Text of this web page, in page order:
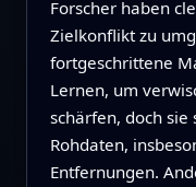
Forscher haben
Zielkonflikt zu
fortgeschrittene
Lernen, um
schärfen, doch
Rohdaten,
Entfernungen.